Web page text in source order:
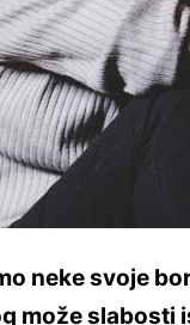
neke svoje
može slabosti